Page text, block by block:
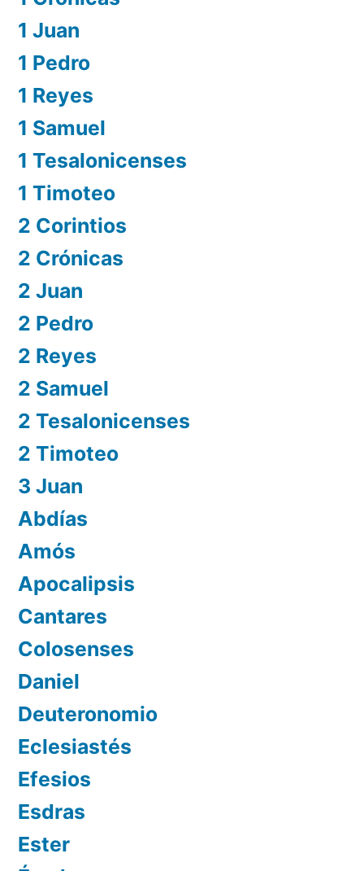
1 Juan
1 Pedro
1 Reyes
1 Samuel
1 Tesalonicenses
1 Timoteo
2 Corintios
2 Crónicas
2 Juan
2 Pedro
2 Reyes
2 Samuel
2 Tesalonicenses
2 Timoteo
3 Juan
Abdías
Amós
Apocalipsis
Cantares
Colosenses
Daniel
Deuteronomio
Eclesiastés
Efesios
Esdras
Ester